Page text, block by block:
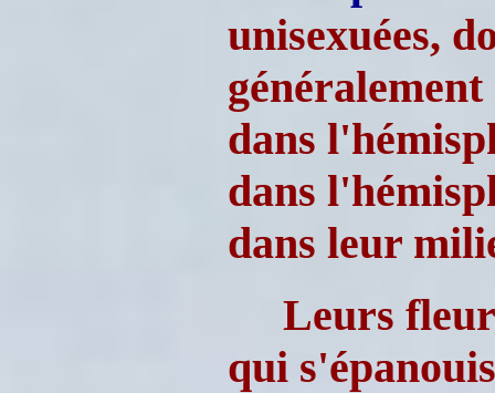
unisexuées,
dans
dans
dans leur
Leurs
qui